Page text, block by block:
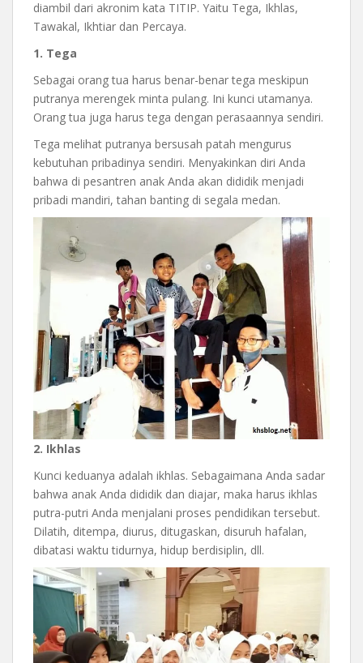
diambil dari akronim kata TITIP. Yaitu Tega, Ikhlas,
Tawakal, Ikhtiar dan Percaya.
1. Tega
Sebagai orang tua harus benar-benar tega meskipun
putranya merengek minta pulang. Ini kunci utamanya.
Orang tua juga harus tega dengan perasaannya sendiri.
Tega melihat putranya bersusah patah mengurus
kebutuhan pribadinya sendiri. Menyakinkan diri Anda
bahwa di pesantren anak Anda akan dididik menjadi
pribadi mandiri, tahan banting di segala medan.
2. Ikhlas
Kunci keduanya adalah ikhlas. Sebagaimana Anda sadar
bahwa anak Anda dididik dan diajar, maka harus ikhlas
putra-putri Anda menjalani proses pendidikan tersebut.
Dilatih, ditempa, diurus, ditugaskan, disuruh hafalan,
dibatasi waktu tidurnya, hidup berdisiplin, dll.